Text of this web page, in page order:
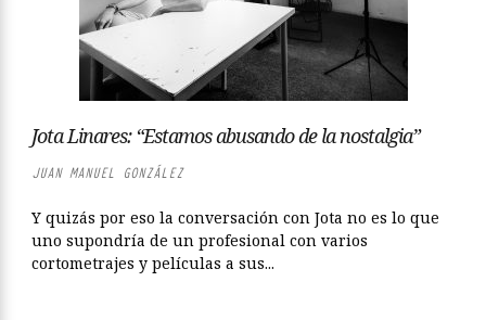
Jota Linares: “Estamos abusando de la nostalgia”
JUAN MANUEL GONZÁLEZ
Y quizás por eso la conversación con Jota no es lo que
uno supondría de un profesional con varios
cortometrajes y películas a sus...